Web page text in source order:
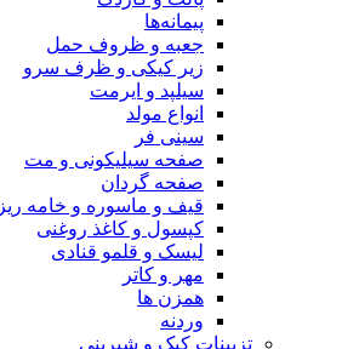
پیمانه‌ها
جعبه و ظروف حمل
زیر کیکی و ظرف سرو
سیلپد و ایرمت
انواع مولد
سینی فر
صفحه سیلیکونی و مت
صفحه گردان
قیف و ماسوره و خامه ریز
کپسول و کاغذ روغنی
لیسک و قلمو قنادی
مهر و کاتر
همزن ها
وردنه
تزیینات کیک و شیرینی